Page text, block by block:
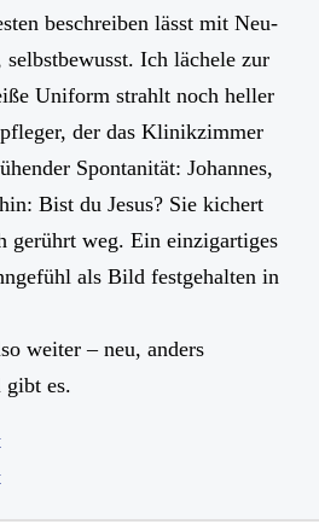
beschreiben lässt mit Neu-
selbstbewusst. Ich lächele zur
Uniform strahlt noch heller
der das Klinikzimmer
Spontanität: Johannes,
Bist du Jesus? Sie kichert
gerührt weg. Ein einzigartiges
als Bild festgehalten in
weiter – neu, anders
gibt es.